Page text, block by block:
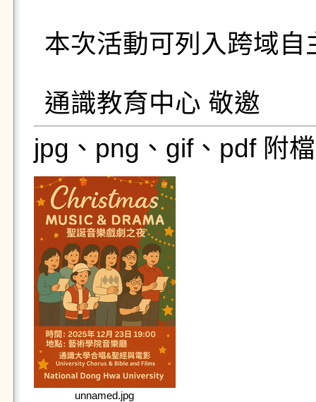
本次活動可列入跨域自
通識教育中心 敬邀
jpg、png、gif、pdf 附
unnamed.jpg